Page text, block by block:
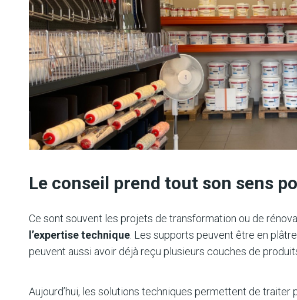
Le conseil prend tout son sens
Ce sont souvent les projets de transformation ou de
l’expertise technique . Les supports peuvent être en
peuvent aussi avoir déjà reçu plusieurs couches de
Aujourd’hui, les solutions techniques permettent de traiter